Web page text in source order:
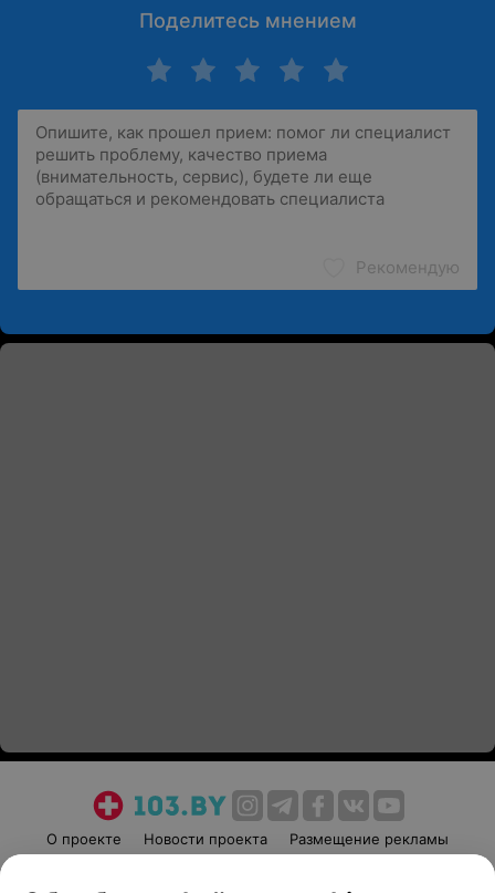
Поделитесь мнением
Рекомендую
О проекте Новости проекта
Размещение рекламы